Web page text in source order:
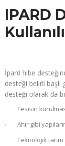
IPARD
İpard hibe
desteği belirli başlı
desteği olarak da
Tesisin
Ahır gibi
Teknolojik